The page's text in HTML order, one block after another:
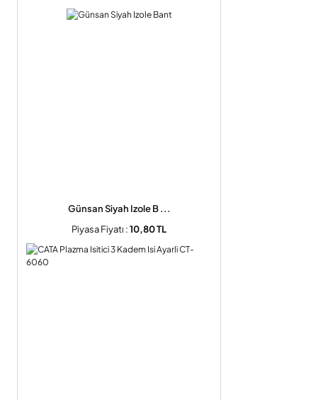
Günsan Siyah Izole B ...
Piyasa Fiyatı :10,80 TL